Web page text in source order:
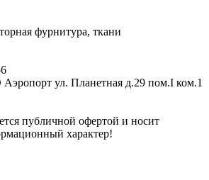
фурнитура, ткани
ул. Планетная д.29 пом.I ком.1
публичной офертой и носит
характер!